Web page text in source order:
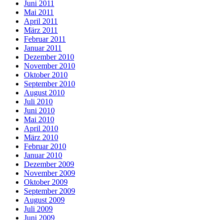
Juni 2011
Mai 2011
April 2011
März 2011
Februar 2011
Januar 2011
Dezember 2010
November 2010
Oktober 2010
September 2010
August 2010
Juli 2010
Juni 2010
Mai 2010
April 2010
März 2010
Februar 2010
Januar 2010
Dezember 2009
November 2009
Oktober 2009
September 2009
August 2009
Juli 2009
Juni 2009